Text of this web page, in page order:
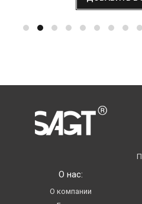
О нас:
О компании